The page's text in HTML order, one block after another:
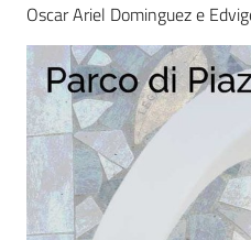
Oscar Ariel Dominguez e